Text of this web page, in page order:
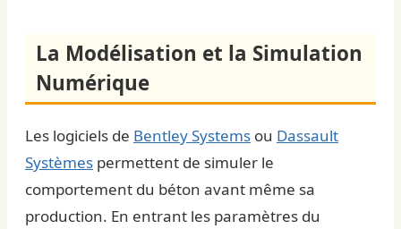
La Modélisation et la Simulation
Numérique
Les logiciels de Bentley Systems ou Dassault
Systèmes permettent de simuler le
comportement du béton avant même sa
production. En entrant les paramètres du